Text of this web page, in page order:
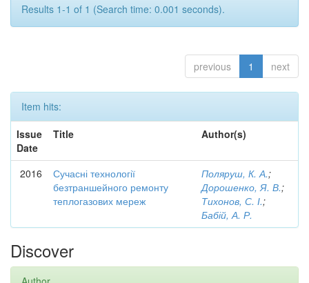
Results 1-1 of 1 (Search time: 0.001 seconds).
previous 1 next
Item hits:
Issue
Date
Title Author(s)
2016
Сучасні технології
безтраншейного ремонту
теплогазових мереж
Поляруш, К. А.;
Дорошенко, Я. В.;
Тихонов, С. І.;
Бабій, А. Р.
Discover